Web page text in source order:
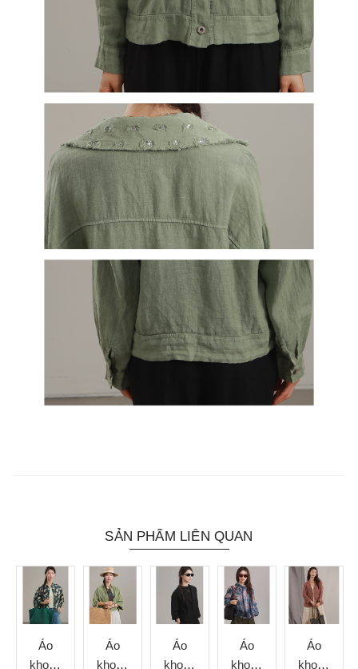
SẢN PHẨM LIÊN QUAN
Áo
khoác
Áo
khoác
Áo
khoác
Áo
khoác
Áo
khoác